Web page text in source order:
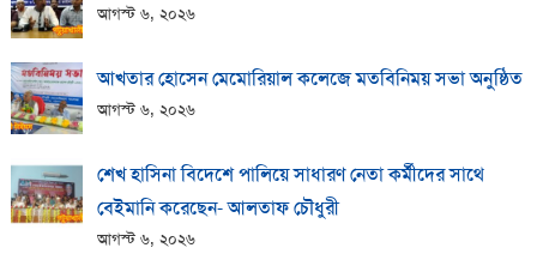
আগস্ট ৬, ২০২৬
আখতার হোসেন মেমোরিয়াল কলেজে মতবিনিময় সভা অনুষ্ঠিত
আগস্ট ৬, ২০২৬
শেখ হাসিনা বিদেশে পালিয়ে সাধারণ নেতা কর্মীদের সাথে
বেইমানি করেছেন- আলতাফ চৌধুরী
আগস্ট ৬, ২০২৬